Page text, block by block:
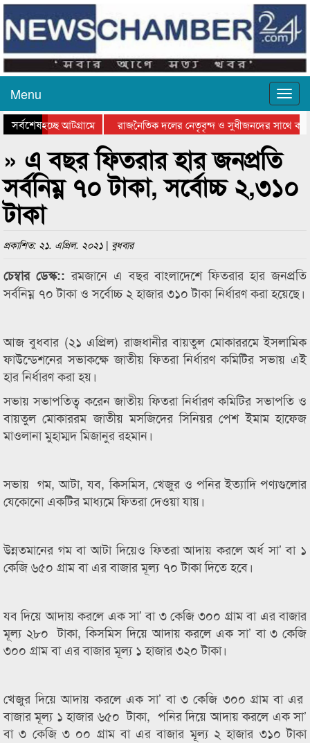
Menu
সর্বশেষহচ্ছে আটগ্রামে
রাজনৈতিক দলের নেতৃবৃন্দ ও সুধীজনদের সাথে
সিলেটে বাংলাদেশ গ্রুপ থিয়েটার ফেডারেশানের
» এ বছর ফিতরার হার জনপ্রতি
সর্বনিম্ন ৭০ টাকা, সর্বোচ্চ ২,৩১০
টাকা
প্রকাশিত: ২১. এপ্রিল. ২০২১ | বুধবার
চেম্বার ডেস্ক::রমজানে এ বছর বাংলাদেশে ফিতরার হার জনপ্রতি
সর্বনিম্ন ৭০ টাকা ও সর্বোচ্চ ২ হাজার ৩১০ টাকা নির্ধারণ করা হয়েছে।
আজ বুধবার (২১ এপ্রিল) রাজধানীর বায়তুল মোকাররমে ইসলামিক
ফাউন্ডেশনের সভাকক্ষে জাতীয় ফিতরা নির্ধারণ কমিটির সভায় এই
হার নির্ধারণ করা হয়।
সভায় সভাপতিত্ব করেন জাতীয় ফিতরা নির্ধারণ কমিটির সভাপতি ও
বায়তুল মোকাররম জাতীয় মসজিদের সিনিয়র পেশ ইমাম হাফেজ
মাওলানা মুহাম্মদ মিজানুর রহমান।
সভায় গম, আটা, যব, কিসমিস, খেজুর ও পনির ইত্যাদি পণ্যগুলোর
যেকোনো একটির মাধ্যমে ফিতরা দেওয়া যায়।
উন্নতমানের গম বা আটা দিয়েও ফিতরা আদায় করলে অর্ধ সা’ বা ১
কেজি ৬৫০ গ্রাম বা এর বাজার মূল্য ৭০ টাকা দিতে হবে।
যব দিয়ে আদায় করলে এক সা’ বা ৩ কেজি ৩০০ গ্রাম বা এর বাজার
মূল্য ২৮০ টাকা, কিসমিস দিয়ে আদায় করলে এক সা’ বা ৩ কেজি
৩০০ গ্রাম বা এর বাজার মূল্য ১ হাজার ৩২০ টাকা।
খেজুর দিয়ে আদায় করলে এক সা’ বা ৩ কেজি ৩০০ গ্রাম বা এর
বাজার মূল্য ১ হাজার ৬৫০ টাকা, পনির দিয়ে আদায় করলে এক সা’
বা ৩ কেজি ৩ ০০ গ্রাম বা এর বাজার মূল্য ২ হাজার ৩১০ টাকা